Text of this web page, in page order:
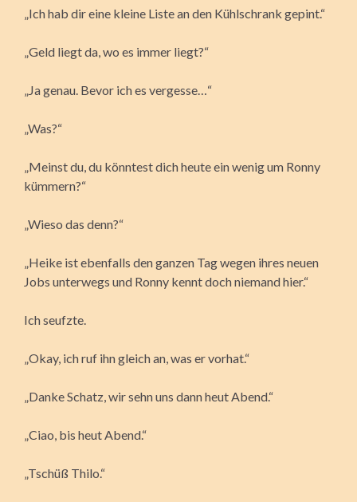
„Ich hab dir eine kleine Liste an den Kühlschrank gepint.“
„Geld liegt da, wo es immer liegt?“
„Ja genau. Bevor ich es vergesse…“
„Was?“
„Meinst du, du könntest dich heute ein wenig um Ronny
kümmern?“
„Wieso das denn?“
„Heike ist ebenfalls den ganzen Tag wegen ihres neuen
Jobs unterwegs und Ronny kennt doch niemand hier.“
Ich seufzte.
„Okay, ich ruf ihn gleich an, was er vorhat.“
„Danke Schatz, wir sehn uns dann heut Abend.“
„Ciao, bis heut Abend.“
„Tschüß Thilo.“